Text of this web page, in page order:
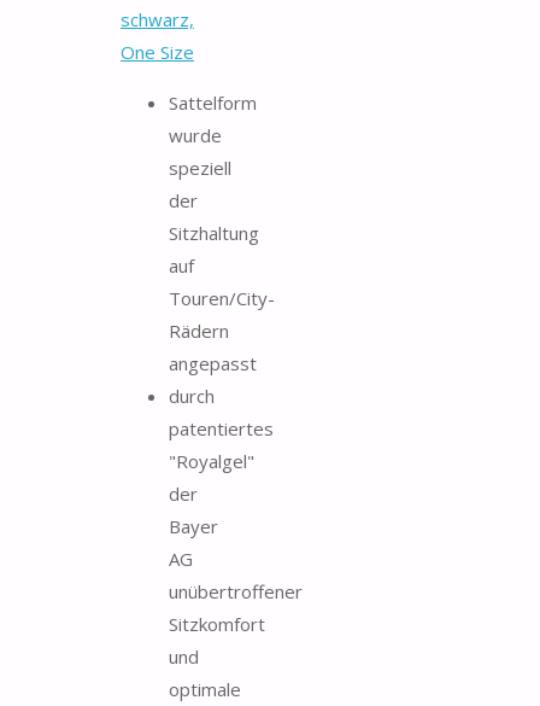
schwarz,
One Size
Sattelform
wurde
speziell
der
Sitzhaltung
auf
Touren/City-
Rädern
angepasst
durch
patentiertes
"Royalgel"
der
Bayer
AG
unübertroffener
Sitzkomfort
und
optimale